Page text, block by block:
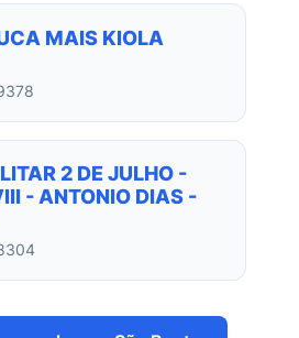
MAIS KIOLA
2 DE JULHO -
- ANTONIO DIAS -